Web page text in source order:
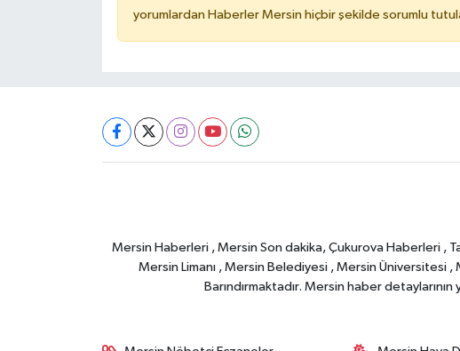
yorumlardan Haberler Mersin hiçbir şekilde sorumlu
Mersin Haberleri , Mersin Son dakika, Çukurova Haberleri ,
Mersin Limanı , Mersin Belediyesi , Mersin Üniversitesi
Barındırmaktadır. Mersin haber